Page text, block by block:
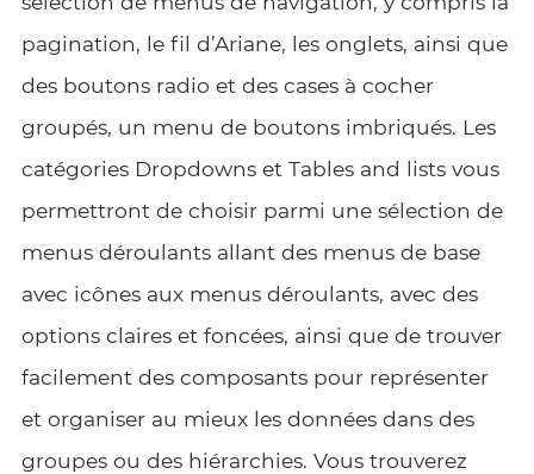
pagination, le fil d’Ariane, les onglets, ainsi que
des boutons radio et des cases à cocher
groupés, un menu de boutons imbriqués. Les
catégories Dropdowns et Tables and lists vous
permettront de choisir parmi une sélection de
menus déroulants allant des menus de base
avec icônes aux menus déroulants, avec des
options claires et foncées, ainsi que de trouver
facilement des composants pour représenter
et organiser au mieux les données dans des
groupes ou des hiérarchies. Vous trouverez